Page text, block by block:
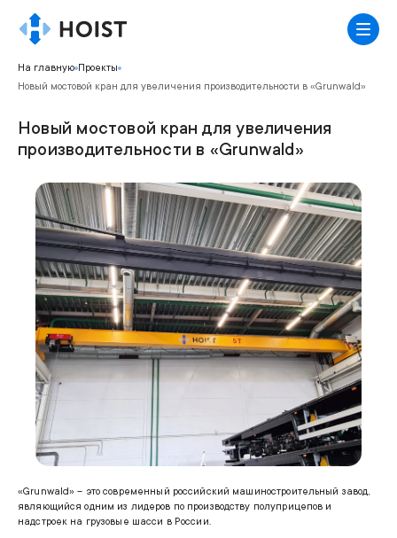
На главную Проекты
Новый мостовой кран для увеличения производительности в «Grunwald»
Новый мостовой кран для увеличения
производительности в «Grunwald»
«Grunwald» – это современный российский машиностроительный завод,
являющийся одним из лидеров по производству полуприцепов и
надстроек на грузовые шасси в России.